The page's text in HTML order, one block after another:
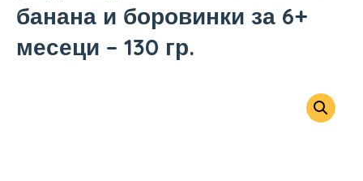
банана и боровинки за 6+
месеци – 130 гр.